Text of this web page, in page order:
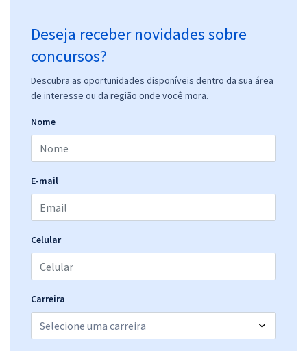
Deseja receber novidades sobre
concursos?
Descubra as oportunidades disponíveis dentro da sua área
de interesse ou da região onde você mora.
Nome
E-mail
Celular
Carreira